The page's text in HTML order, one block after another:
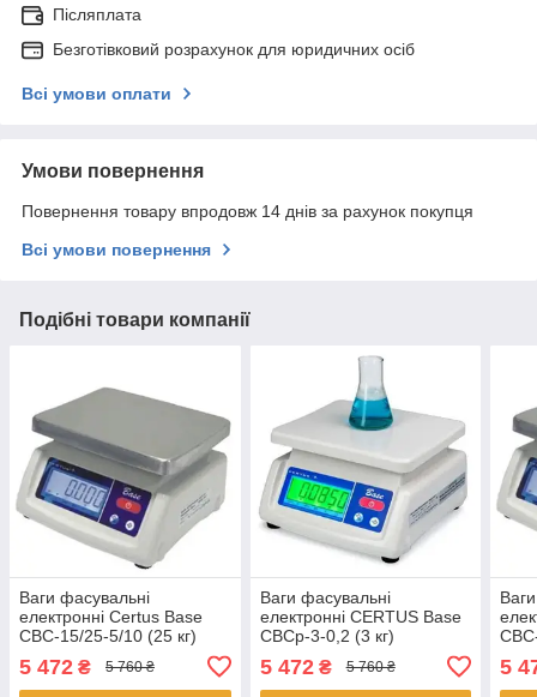
Післяплата
Безготівковий розрахунок для юридичних осіб
Всі умови оплати
Умови повернення
Повернення товару впродовж 14 днів за рахунок покупця
Всі умови повернення
Подібні товари компанії
Ваги фасувальні
електронні Certus Base
СВС-15/25-5/10 (25 кг)
5 472 ₴ 5 760 ₴
Ваги фасувальні
електронні CERTUS Base
СВСр-3-0,2 (3 кг)
5 472₴ 5 760 ₴ 5